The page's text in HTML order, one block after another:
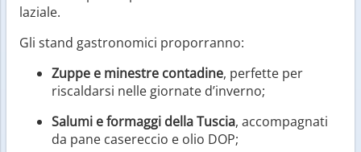
laziale.
Gli stand gastronomici proporranno:
Zuppe e minestre contadine, perfette per
riscaldarsi nelle giornate d’inverno;
Salumi e formaggi della Tuscia, accompagnati
da pane casereccio e olio DOP;